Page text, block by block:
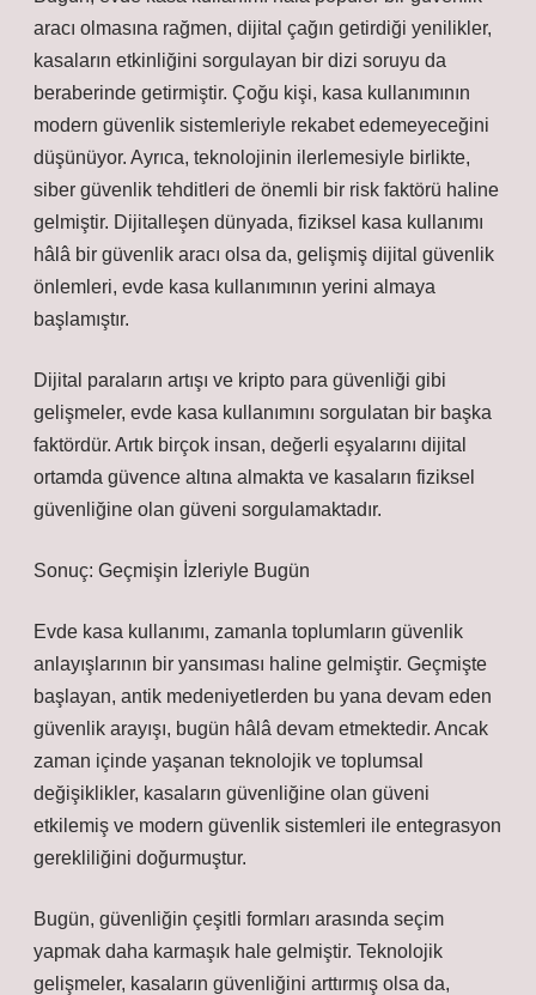
aracı olmasına rağmen, dijital çağın getirdiği yenilikler,
kasaların etkinliğini sorgulayan bir dizi soruyu da
beraberinde getirmiştir. Çoğu kişi, kasa kullanımının
modern güvenlik sistemleriyle rekabet edemeyeceğini
düşünüyor. Ayrıca, teknolojinin ilerlemesiyle birlikte,
siber güvenlik tehditleri de önemli bir risk faktörü haline
gelmiştir. Dijitalleşen dünyada, fiziksel kasa kullanımı
hâlâ bir güvenlik aracı olsa da, gelişmiş dijital güvenlik
önlemleri, evde kasa kullanımının yerini almaya
başlamıştır.
Dijital paraların artışı ve kripto para güvenliği gibi
gelişmeler, evde kasa kullanımını sorgulatan bir başka
faktördür. Artık birçok insan, değerli eşyalarını dijital
ortamda güvence altına almakta ve kasaların fiziksel
güvenliğine olan güveni sorgulamaktadır.
Sonuç: Geçmişin İzleriyle Bugün
Evde kasa kullanımı, zamanla toplumların güvenlik
anlayışlarının bir yansıması haline gelmiştir. Geçmişte
başlayan, antik medeniyetlerden bu yana devam eden
güvenlik arayışı, bugün hâlâ devam etmektedir. Ancak
zaman içinde yaşanan teknolojik ve toplumsal
değişiklikler, kasaların güvenliğine olan güveni
etkilemiş ve modern güvenlik sistemleri ile entegrasyon
gerekliliğini doğurmuştur.
Bugün, güvenliğin çeşitli formları arasında seçim
yapmak daha karmaşık hale gelmiştir. Teknolojik
gelişmeler, kasaların güvenliğini arttırmış olsa da,